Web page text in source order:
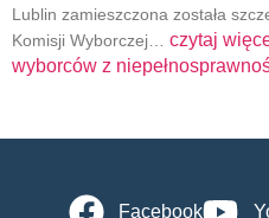
Lublin zamieszczona została
Komisji Wyborczej… czytaj
wyborców z
Facebook